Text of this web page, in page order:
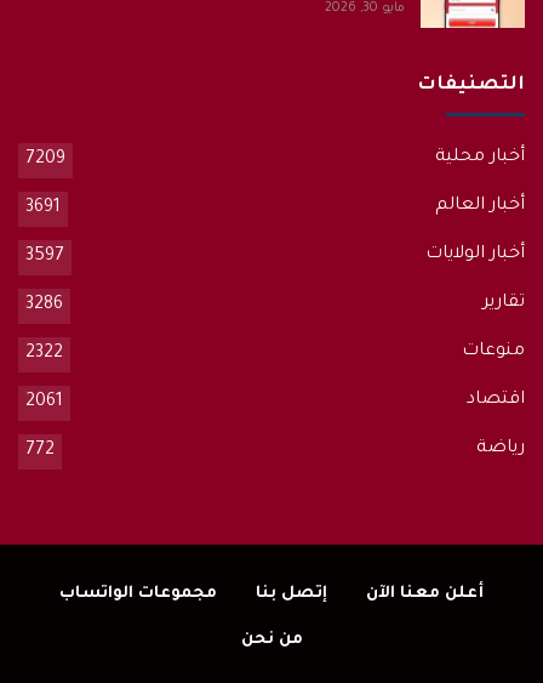
مايو 30, 2026
التصنيفات
أخبار محلية 7209
أخبار العالم 3691
أخبار الولايات 3597
تقارير 3286
منوعات 2322
اقتصاد 2061
رياضة 772
أعلن معنا الآن إتصل بنا مجموعات الواتساب
من نحن